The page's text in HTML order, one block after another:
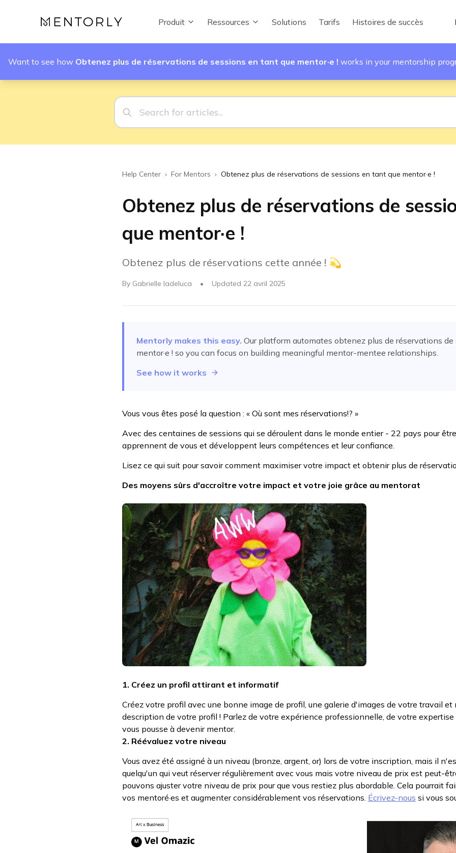
Produit Ressources Solutions Tarifs Histoires de succès
Want to see how Obtenez plus de réservations de sessions en tant que mentor·e ! works in your mentorship
Help Center › For Mentors › Obtenez plus de réservations de sessions en tant que mentor·e !
Obtenez plus de réservations de
que mentor·e !
Obtenez plus de réservations cette année ! 💫
By Gabrielle Iadeluca • Updated 22 avril 2025
Mentorly makes this easy. Our platform automates obtenez plus de réservations
mentor·e ! so you can focus on building meaningful mentor-mentee relationships.
See how it works
Vous vous êtes posé la question : « Où sont mes réservations!? »
Avec des centaines de sessions qui se déroulent dans le monde entier - 22 pays pour
apprennent de vous et développent leurs compétences et leur confiance.
Lisez ce qui suit pour savoir comment maximiser votre impact et obtenir plus de
Des moyens sûrs d'accroître votre impact et votre joie grâce au mentorat
1. Créez un profil attirant et informatif
Créez votre profil avec une bonne image de profil, une galerie d'images de votre travail et
description de votre profil ! Parlez de votre expérience professionnelle, de votre
vous pousse à devenir mentor.
2. Réévaluez votre niveau
Vous avez été assigné à un niveau (bronze, argent, or) lors de votre inscription, mais il
quelqu'un qui veut réserver régulièrement avec vous mais votre niveau de prix est peut-
pouvons ajuster votre niveau de prix pour que vous restiez plus abordable. Cela pourrait
vos mentoré·es et augmenter considérablement vos réservations. Écrivez-nous si vous